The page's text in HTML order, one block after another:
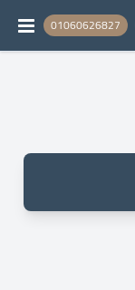
01060626827